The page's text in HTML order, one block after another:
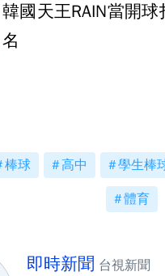
韓國天王RAIN當開
名
棒球 高中 學生棒
體育
即時新聞 台視新聞